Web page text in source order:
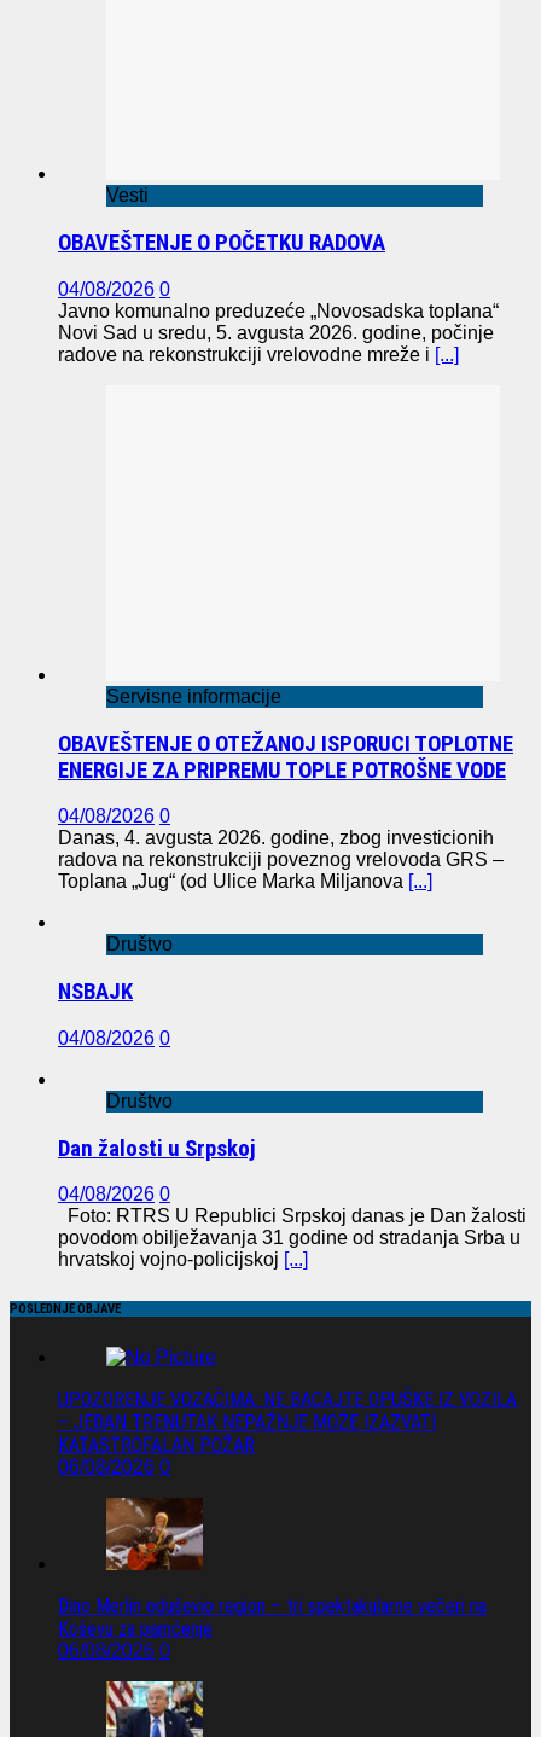
Vesti
OBAVEŠTENJE O POČETKU RADOVA
04/08/2026 0
Javno komunalno preduzeće „Novosadska toplana“
Novi Sad u sredu, 5. avgusta 2026. godine, počinje
radove na rekonstrukciji vrelovodne mreže i [...]
Servisne informacije
OBAVEŠTENJE O OTEŽANOJ ISPORUCI TOPLOTNE
ENERGIJE ZA PRIPREMU TOPLE POTROŠNE VODE
04/08/2026 0
Danas, 4. avgusta 2026. godine, zbog investicionih
radova na rekonstrukciji poveznog vrelovoda GRS –
Toplana „Jug“ (od Ulice Marka Miljanova [...]
Društvo
NSBAJK
04/08/2026 0
Društvo
Dan žalosti u Srpskoj
04/08/2026 0
Foto: RTRS U Republici Srpskoj danas je Dan žalosti
povodom obilježavanja 31 godine od stradanja Srba u
hrvatskoj vojno-policijskoj [...]
POSLEDNJE OBJAVE
UPOZORENJE VOZAČIMA: NE BACAJTE OPUŠKE IZ VOZILA
– JEDAN TRENUTAK NEPAŽNJE MOŽE IZAZVATI
KATASTROFALAN POŽAR
06/08/2026 0
Dino Merlin oduševio region – tri spektakularne večeri na
Koševu za pamćenje
06/08/2026 0